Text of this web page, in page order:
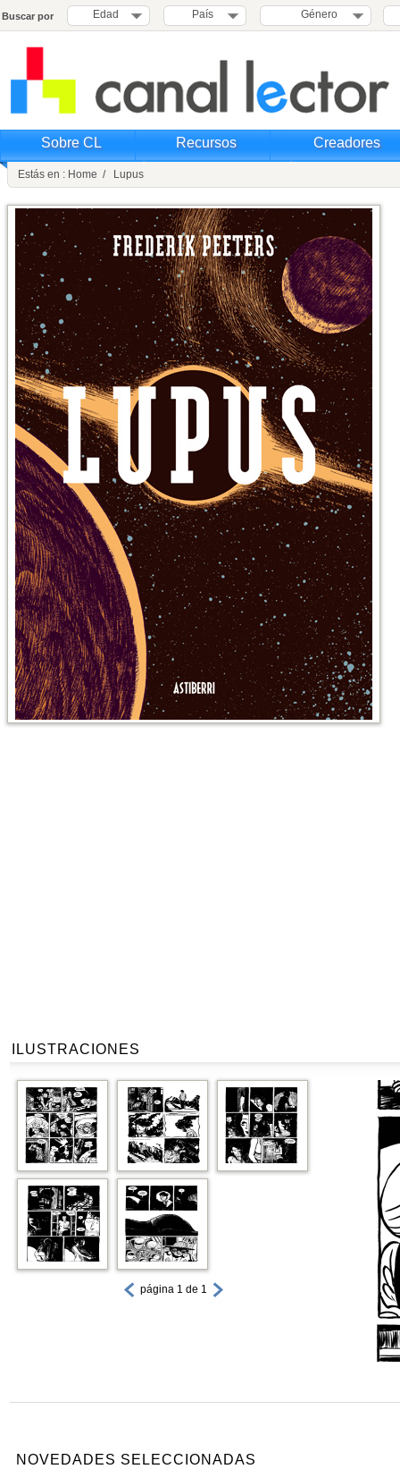
Buscar por Edad País Género
Sobre CL Recursos Creadores
Estás en : Home / Lupus
ILUSTRACIONES
página 1 de 1
NOVEDADES SELECCIONADAS